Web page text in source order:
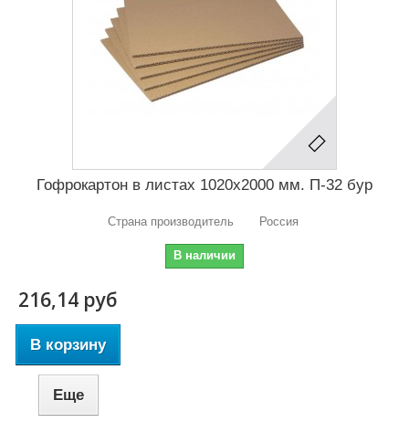
Гофрокартон в листах 1020х2000 мм. П-32 бур
Страна производитель Россия
В наличии
216,14 руб
В корзину
Еще